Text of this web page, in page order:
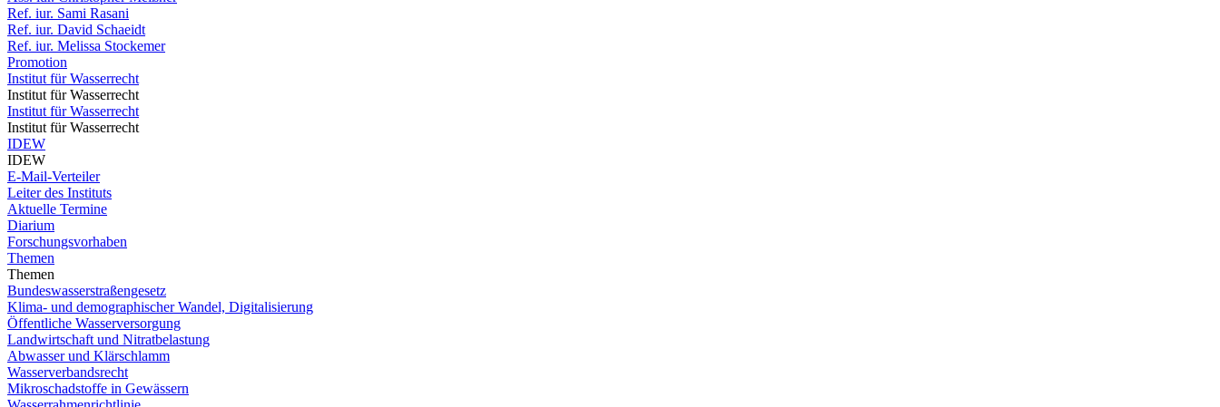
Ref. iur. Sami Rasani
Ref. iur. David Schaeidt
Ref. iur. Melissa Stockemer
Promotion
Institut für Wasserrecht
Institut für Wasserrecht
Institut für Wasserrecht
Institut für Wasserrecht
IDEW
IDEW
E-Mail-Verteiler
Leiter des Instituts
Aktuelle Termine
Diarium
Forschungsvorhaben
Themen
Themen
Bundeswasserstraßengesetz
Klima- und demographischer Wandel, Digitalisierung
Öffentliche Wasserversorgung
Landwirtschaft und Nitratbelastung
Abwasser und Klärschlamm
Wasserverbandsrecht
Mikroschadstoffe in Gewässern